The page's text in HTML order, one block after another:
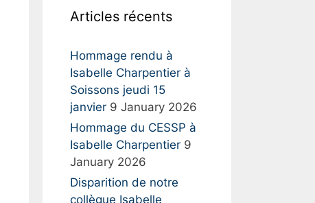
f
r
:
Articles récents
Hommage rendu à
Isabelle Charpentier à
Soissons jeudi 15
janvier 9 January 2026
Hommage du CESSP à
Isabelle Charpentier 9
January 2026
Disparition de notre
collègue Isabelle